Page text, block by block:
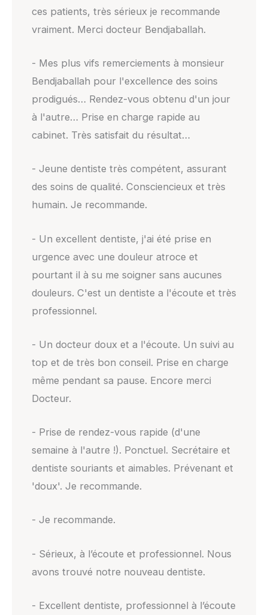
ces patients, très sérieux je recommande
vraiment. Merci docteur Bendjaballah.
- Mes plus vifs remerciements à monsieur
Bendjaballah pour l'excellence des soins
prodigués… Rendez-vous obtenu d'un jour
à l'autre… Prise en charge rapide au
cabinet. Très satisfait du résultat…
- Jeune dentiste très compétent, assurant
des soins de qualité. Consciencieux et très
humain. Je recommande.
- Un excellent dentiste, j'ai été prise en
urgence avec une douleur atroce et
pourtant il à su me soigner sans aucunes
douleurs. C'est un dentiste a l'écoute et très
professionnel.
- Un docteur doux et a l'écoute. Un suivi au
top et de très bon conseil. Prise en charge
même pendant sa pause. Encore merci
Docteur.
- Prise de rendez-vous rapide (d'une
semaine à l'autre !). Ponctuel. Secrétaire et
dentiste souriants et aimables. Prévenant et
'doux'. Je recommande.
- Je recommande.
- Sérieux, à l’écoute et professionnel. Nous
avons trouvé notre nouveau dentiste.
- Excellent dentiste, professionnel à l’écoute